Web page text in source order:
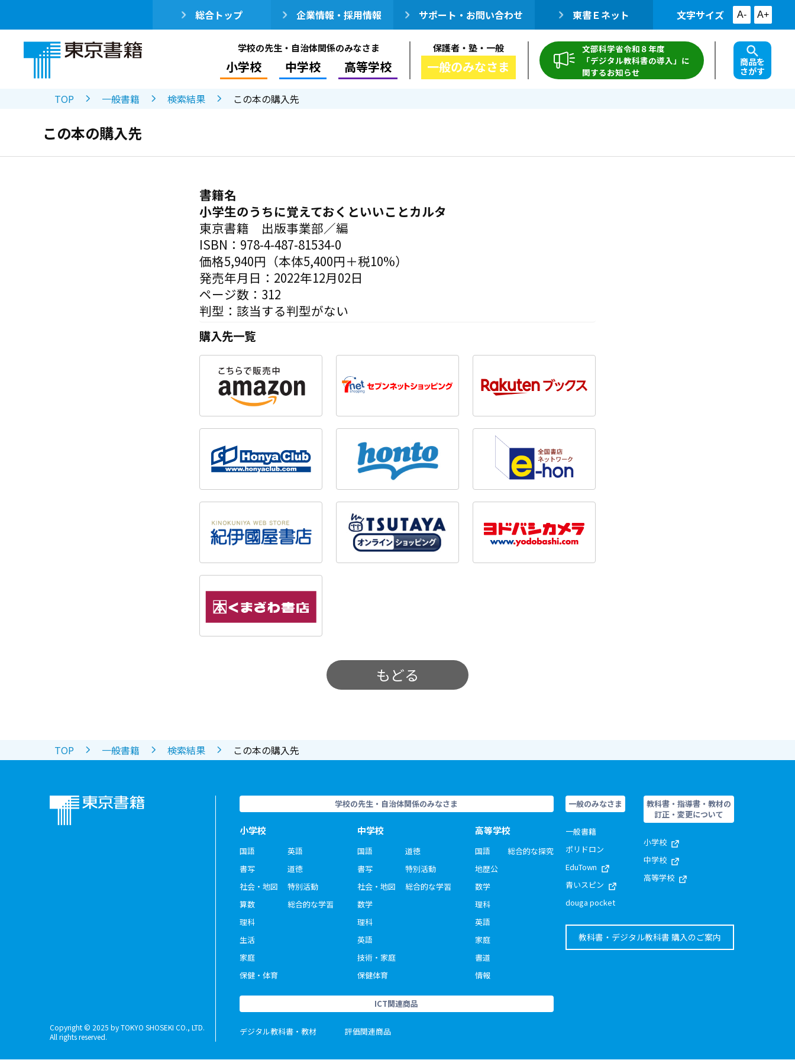
総合トップ 企業情報・採用情報 サポート・お問い合わせ 東書Ｅネット 文字サイズ A- A+
学校の先生・自治体関係のみなさま
小学校 中学校 高等学校
保護者・塾・一般
一般のみなさま
文部科学省令和８年度
「デジタル教科書の導入」に
関するお知らせ
商品を
さがす
TOP 一般書籍 検索結果 この本の購入先
この本の購入先
書籍名
小学生のうちに覚えておくといいことカルタ
東京書籍 出版事業部／編
ISBN：978-4-487-81534-0
価格5,940円（本体5,400円＋税10%）
発売年月日：2022年12月02日
ページ数：312
判型：該当する判型がない
購入先一覧
もどる
TOP 一般書籍 検索結果 この本の購入先
Copyright © 2025 by TOKYO SHOSEKI CO., LTD.
All rights reserved.
学校の先生・自治体関係のみなさま
小学校
国語
書写
社会・地図
算数
理科
生活
家庭
保健・体育
英語
道徳
特別活動
総合的な学習
中学校
国語
書写
社会・地図
数学
理科
英語
技術・家庭
保健体育
道徳
特別活動
総合的な学習
高等学校
国語
地歴公
数学
理科
英語
家庭
書道
情報
総合的な探究
ICT関連商品
デジタル教科書・教材 評価関連商品
一般のみなさま
一般書籍
ポリドロン
EduTown
青いスピン
douga pocket
教科書・指導書・教材の
訂正・変更について
小学校
中学校
高等学校
教科書・デジタル教科書 購入のご案内